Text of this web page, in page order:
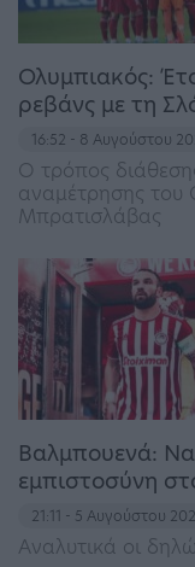
Ολυμπιακός:
ρεβάνς με τη
16:52 - 8 Αυγούστου
Ο τρόπος
αναμέτρησης του
Μπρατισλάβας
Βαλμπουενά:
εμπιστοσύνη
21:11 - 5 Αυγούστου
Αναλυτικά οι